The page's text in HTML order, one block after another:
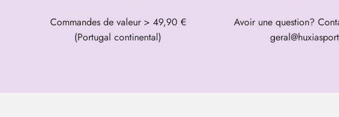
Commandes de valeur > 49,90 €
(Portugal continental)
Avoir une question?